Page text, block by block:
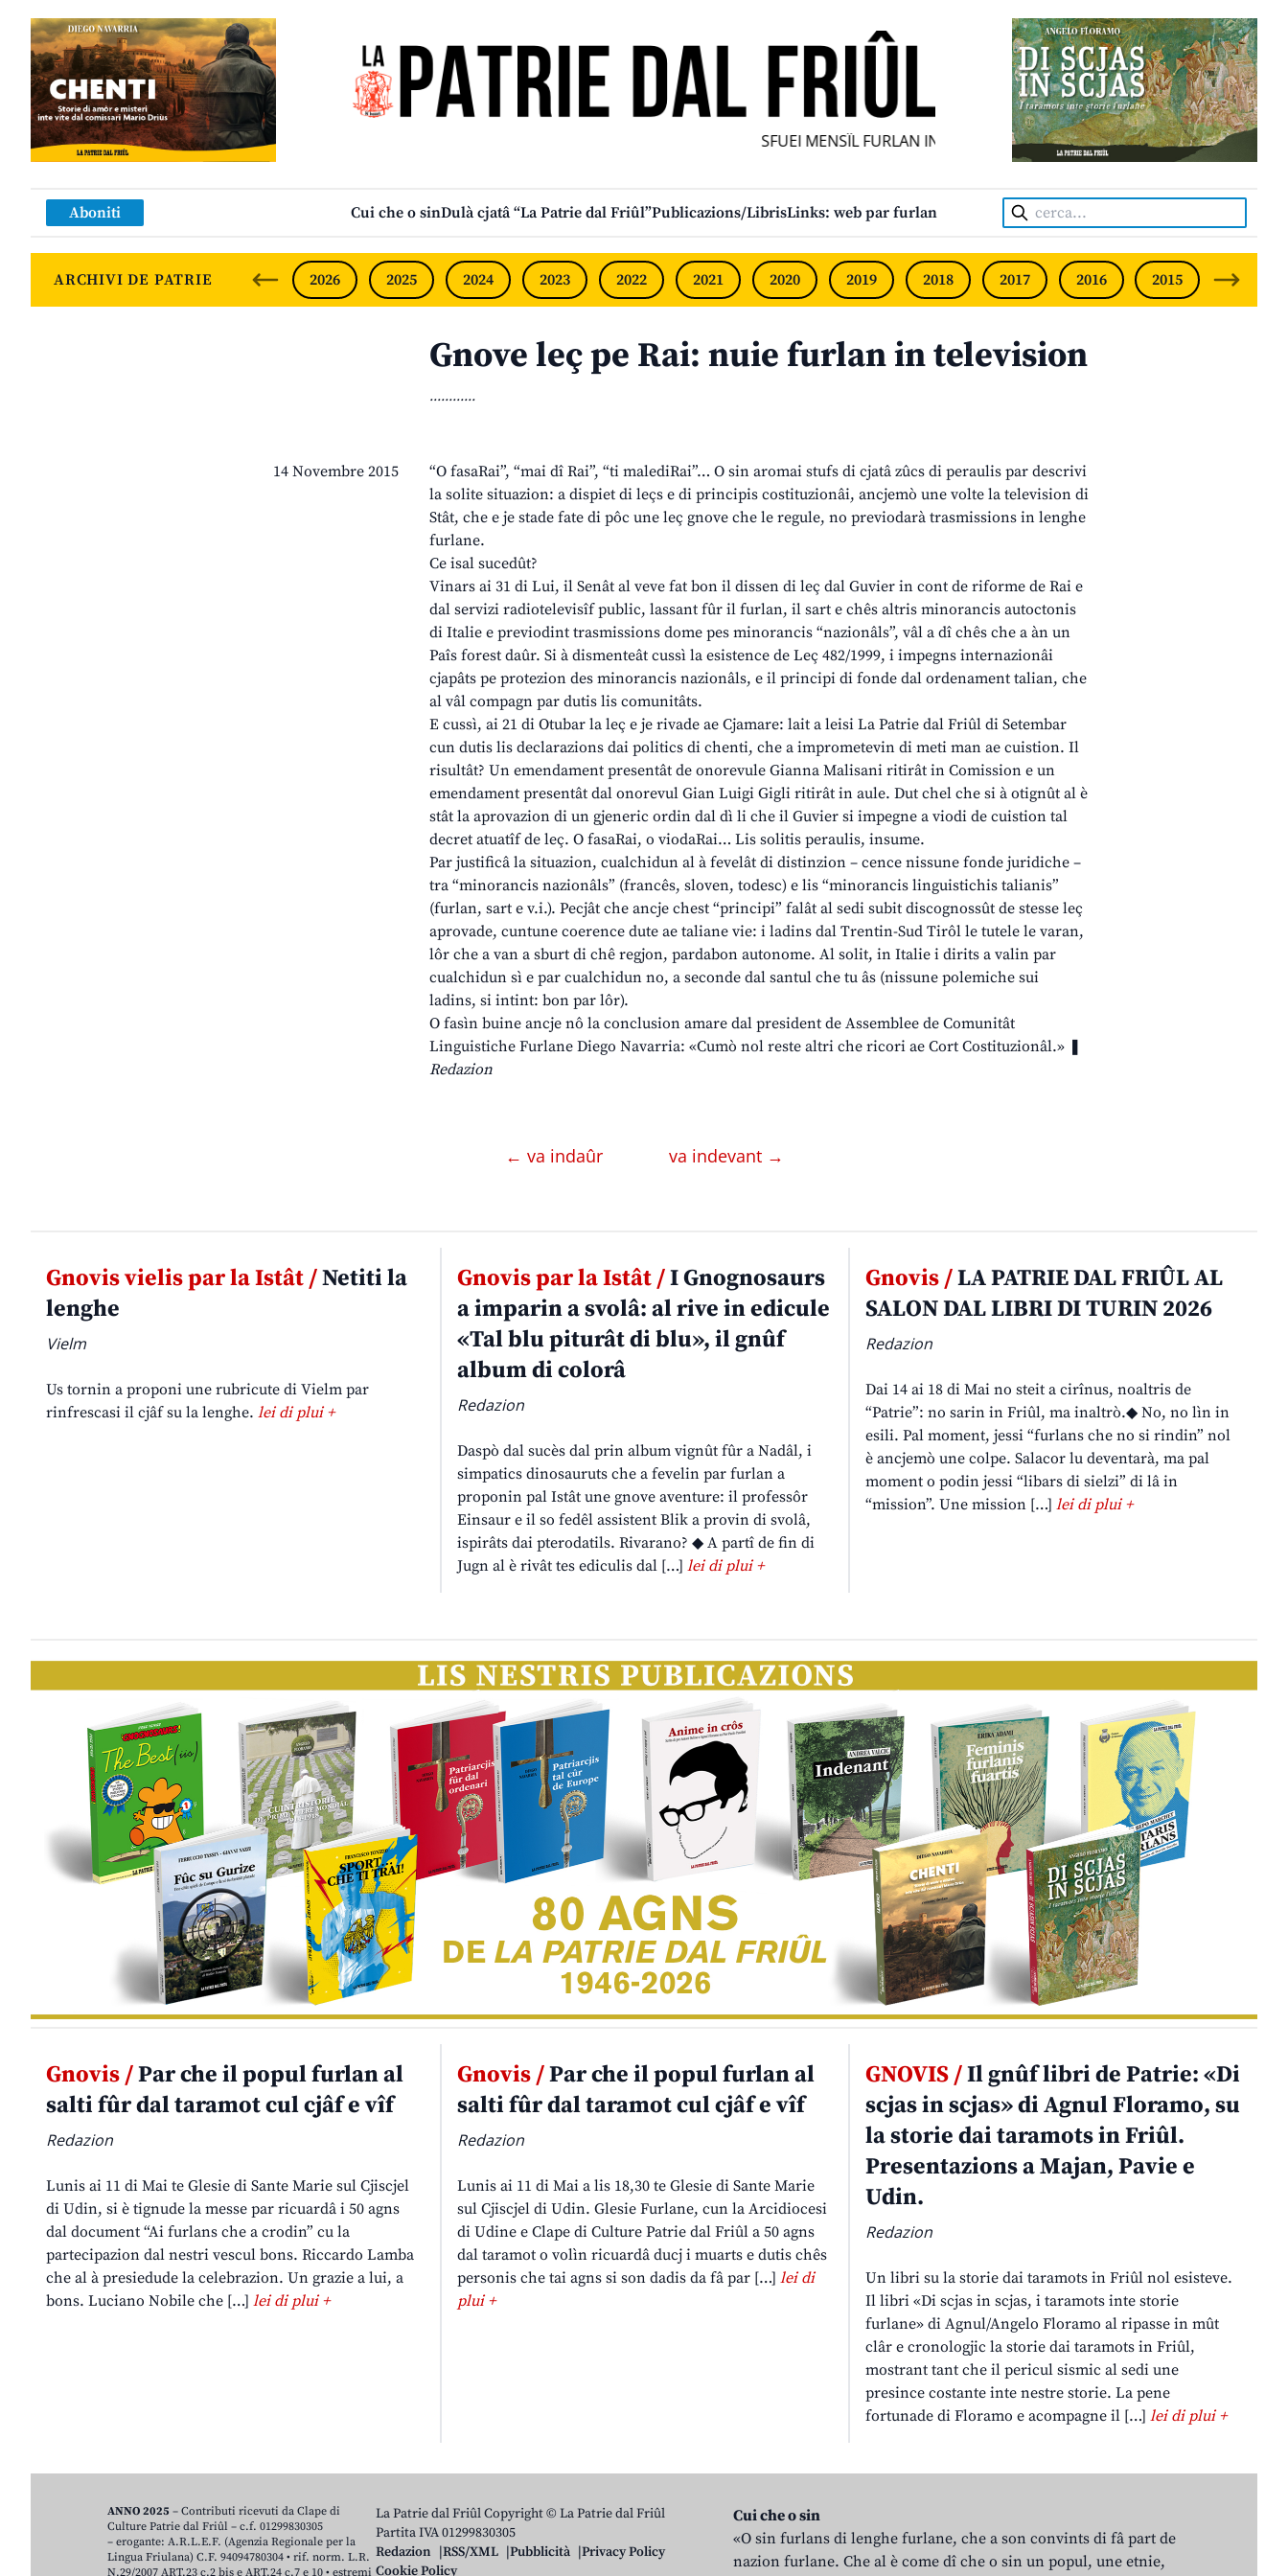
SFUEI MENSÎL FURLAN INDIPENDENT • INDEPENDENT FRIULIAN MONTHLY
Aboniti Cui che o sinDulà cjatâ “La Patrie dal Friûl”Publicazions/LibrisLinks: web par furlan Cerca:
ARCHIVI DE PATRIE 2026 2025 2024 2023 2022 2021 2020 2019 2018 2017 2016 2015 2014
Gnove leç pe Rai: nuie furlan in television
............
14 Novembre 2015
“O fasaRai”, “mai dî Rai”, “ti malediRai”… O sin aromai stufs di cjatâ zûcs di peraulis par descrivi
la solite situazion: a dispiet di leçs e di principis costituzionâi, ancjemò une volte la television di
Stât, che e je stade fate di pôc une leç gnove che le regule, no previodarà trasmissions in lenghe
furlane.
Ce isal sucedût?
Vinars ai 31 di Lui, il Senât al veve fat bon il dissen di leç dal Guvier in cont de riforme de Rai e
dal servizi radiotelevisîf public, lassant fûr il furlan, il sart e chês altris minorancis autoctonis
di Italie e previodint trasmissions dome pes minorancis “nazionâls”, vâl a dî chês che a àn un
Paîs forest daûr. Si à dismenteât cussì la esistence de Leç 482/1999, i impegns internazionâi
cjapâts pe protezion des minorancis nazionâls, e il principi di fonde dal ordenament talian, che
al vâl compagn par dutis lis comunitâts.
E cussì, ai 21 di Otubar la leç e je rivade ae Cjamare: lait a leisi La Patrie dal Friûl di Setembar
cun dutis lis declarazions dai politics di chenti, che a imprometevin di meti man ae cuistion. Il
risultât? Un emendament presentât de onorevule Gianna Malisani ritirât in Comission e un
emendament presentât dal onorevul Gian Luigi Gigli ritirât in aule. Dut chel che si à otignût al è
stât la aprovazion di un gjeneric ordin dal dì li che il Guvier si impegne a viodi de cuistion tal
decret atuatîf de leç. O fasaRai, o viodaRai… Lis solitis peraulis, insume.
Par justificâ la situazion, cualchidun al à fevelât di distinzion – cence nissune fonde juridiche –
tra “minorancis nazionâls” (francês, sloven, todesc) e lis “minorancis linguistichis talianis”
(furlan, sart e v.i.). Pecjât che ancje chest “principi” falât al sedi subit discognossût de stesse leç
aprovade, cuntune coerence dute ae taliane vie: i ladins dal Trentin-Sud Tirôl le tutele le varan,
lôr che a van a sburt di chê regjon, pardabon autonome. Al solit, in Italie i dirits a valin par
cualchidun sì e par cualchidun no, a seconde dal santul che tu âs (nissune polemiche sui
ladins, si intint: bon par lôr).
O fasìn buine ancje nô la conclusion amare dal president de Assemblee de Comunitât
Linguistiche Furlane Diego Navarria: «Cumò nol reste altri che ricori ae Cort Costituzionâl.» ❚
Redazion
← va indaûr va indevant →
Gnovis vielis par la Istât /Netiti la
lenghe
Vielm
Us tornin a proponi une rubricute di Vielm par
rinfrescasi il cjâf su la lenghe. lei di plui +
Gnovis par la Istât /I Gnognosaurs
a imparin a svolâ: al rive in edicule
«Tal blu piturât di blu», il gnûf
album di colorâ
Redazion
Daspò dal sucès dal prin album vignût fûr a Nadâl, i
simpatics dinosauruts che a fevelin par furlan a
proponin pal Istât une gnove aventure: il professôr
Einsaur e il so fedêl assistent Blik a provin di svolâ,
ispirâts dai pterodatils. Rivarano? ◆ A partî de fin di
Jugn al è rivât tes ediculis dal […] lei di plui +
Gnovis /LA PATRIE DAL FRIÛL AL
SALON DAL LIBRI DI TURIN 2026
Redazion
Dai 14 ai 18 di Mai no steit a cirînus, noaltris de
“Patrie”: no sarin in Friûl, ma inaltrò.◆ No, no lìn in
esili. Pal moment, jessi “furlans che no si rindin” nol
è ancjemò une colpe. Salacor lu deventarà, ma pal
moment o podin jessi “libars di sielzi” di lâ in
“mission”. Une mission […]lei di plui +
Gnovis /Par che il popul furlan al
salti fûr dal taramot cul cjâf e vîf
Redazion
Lunis ai 11 di Mai te Glesie di Sante Marie sul Cjiscjel
di Udin, si è tignude la messe par ricuardâ i 50 agns
dal document “Ai furlans che a crodin” cu la
partecipazion dal nestri vescul bons. Riccardo Lamba
che al à presiedude la celebrazion. Un grazie a lui, a
bons. Luciano Nobile che […] lei di plui +
Gnovis /Par che il popul furlan al
salti fûr dal taramot cul cjâf e vîf
Redazion
Lunis ai 11 di Mai a lis 18,30 te Glesie di Sante Marie
sul Cjiscjel di Udin. Glesie Furlane, cun la Arcidiocesi
di Udine e Clape di Culture Patrie dal Friûl a 50 agns
dal taramot o volìn ricuardâ ducj i muarts e dutis chês
personis che tai agns si son dadis da fâ par […] lei di
plui +
GNOVIS /Il gnûf libri de Patrie: «Di
scjas in scjas» di Agnul Floramo, su
la storie dai taramots in Friûl.
Presentazions a Majan, Pavie e
Udin.
Redazion
Un libri su la storie dai taramots in Friûl nol esisteve.
Il libri «Di scjas in scjas, i taramots inte storie
furlane» di Agnul/Angelo Floramo al ripasse in mût
clâr e cronologjic la storie dai taramots in Friûl,
mostrant tant che il pericul sismic al sedi une
presince costante inte nestre storie. La pene
fortunade di Floramo e acompagne il […]lei di plui +
La Patrie dal Friûl Copyright © La Patrie dal Friûl
Partita IVA 01299830305
Redazion
RSS/XML Pubblicità
Privacy Policy
Cookie Policy
Cui che o sin
«O sin furlans di lenghe furlane, che a son convints di fâ part de
nazion furlane. Che al è come dî che o sin un popul, une etnie,
ANNO 2025 – Contributi ricevuti da Clape di
Culture Patrie dal Friûl – c.f. 01299830305
– erogante: A.R.L.E.F. (Agenzia Regionale per la
Lingua Friulana) C.F. 94094780304 • rif. norm. L.R.
N.29/2007 ART.23 c.2 bis e ART.24 c.7 e 10 • estremi